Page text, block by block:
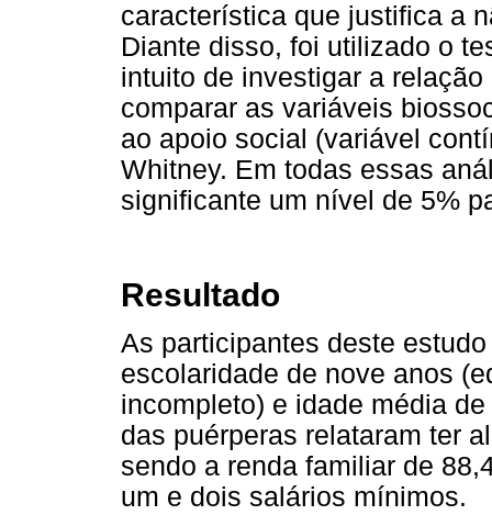
característica que justifica a
Diante disso, foi utilizado o
intuito de investigar a
comparar as variáveis
ao apoio social (variável
Whitney. Em todas essas
significante um nível de 5%
Resultado
As participantes deste
escolaridade de nove anos
incompleto) e idade média
das puérperas relataram ter
sendo a renda familiar de
um e dois salários mínimos.